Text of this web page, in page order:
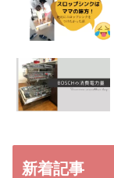
新着記事